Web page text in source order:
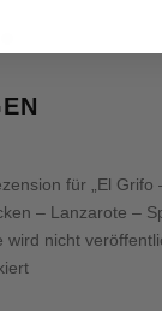
für „El Grifo
– Lanzarote –
wird nicht